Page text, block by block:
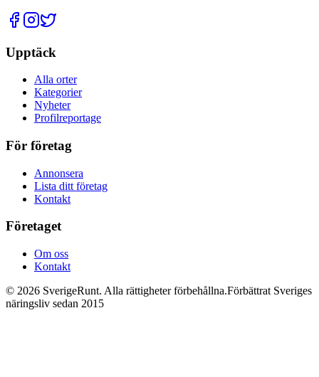
Upptäck
Alla orter
Kategorier
Nyheter
Profilreportage
För företag
Annonsera
Lista ditt företag
Kontakt
Företaget
Om oss
Kontakt
© 2026 SverigeRunt. Alla rättigheter förbehållna.Förbättrat Sveriges
näringsliv sedan 2015